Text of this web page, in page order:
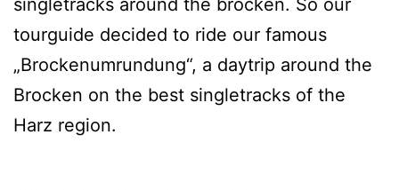
singletracks around the brocken. So our
tourguide decided to ride our famous
„Brockenumrundung“, a daytrip around the
Brocken on the best singletracks of the
Harz region.